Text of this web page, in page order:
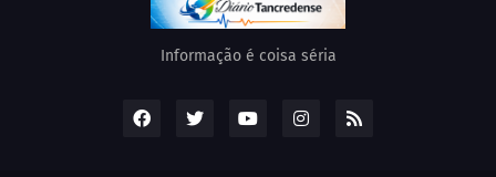
Informação é coisa séria